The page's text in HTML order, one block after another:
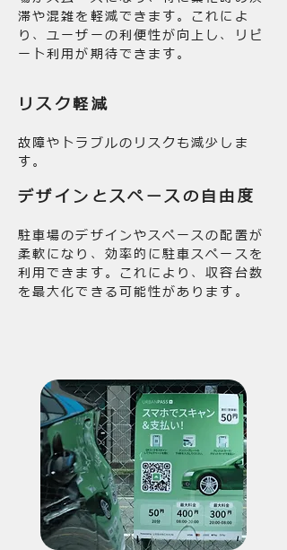
滞や混雑を軽減できます。これによ
り、ユーザーの利便性が向上し、リピ
ート利用が期待できます。
リスク軽減
故障やトラブルのリスクも減少しま
す。
デザインとスペースの自由度
駐車場のデザインやスペースの配置が
柔軟になり、効率的に駐車スペースを
利用できます。これにより、収容台数
を最大化できる可能性があります。